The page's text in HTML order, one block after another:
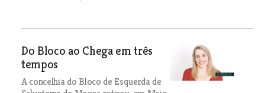
Do Bloco ao Chega em três
tempos
A concelhia do Bloco de Esquerda de